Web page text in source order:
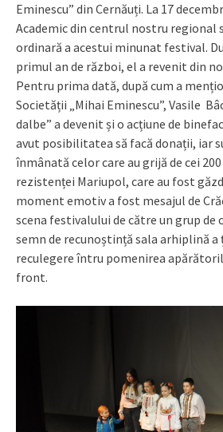
Eminescu” din Cernăuți. La 17
Academic din centrul nostru regional
ordinară a acestui minunat festival.
primul an de război, el a revenit din
Pentru prima dată, după cum a
Societății „Mihai Eminescu”, Vasile
dalbe” a devenit și o acțiune de
avut posibilitatea să facă donații, iar
înmânată celor care au grijă de cei
rezistenței Mariupol, care au fost
moment emotiv a fost mesajul de
scena festivalului de către un grup de
semn de recunoștință sala arhiplină
reculegere întru pomenirea
front.